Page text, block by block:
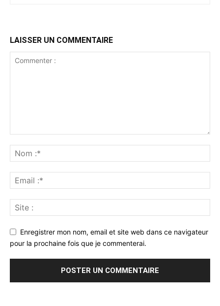
LAISSER UN COMMENTAIRE
Enregistrer mon nom, email et site web dans ce navigateur
pour la prochaine fois que je commenterai.